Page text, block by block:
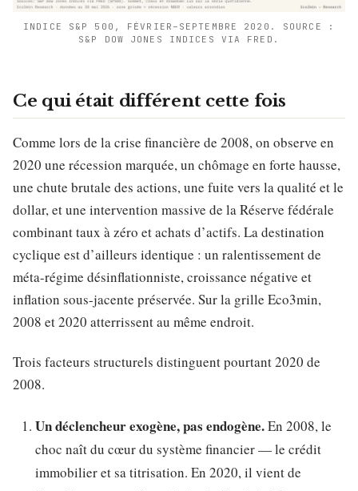
INDICE S&P 500, FÉVRIER–SEPTEMBRE 2020. SOURCE :
S&P DOW JONES INDICES VIA FRED.
Ce qui était différent cette fois
Comme lors de la crise financière de 2008, on observe en
2020 une récession marquée, un chômage en forte hausse,
une chute brutale des actions, une fuite vers la qualité et le
dollar, et une intervention massive de la Réserve fédérale
combinant taux à zéro et achats d’actifs. La destination
cyclique est d’ailleurs identique : un ralentissement de
méta-régime désinflationniste, croissance négative et
inflation sous-jacente préservée. Sur la grille Eco3min,
2008 et 2020 atterrissent au même endroit.
Trois facteurs structurels distinguent pourtant 2020 de
2008.
Un déclencheur exogène, pas endogène.En 2008, le
choc naît du cœur du système financier — le crédit
immobilier et sa titrisation. En 2020, il vient de